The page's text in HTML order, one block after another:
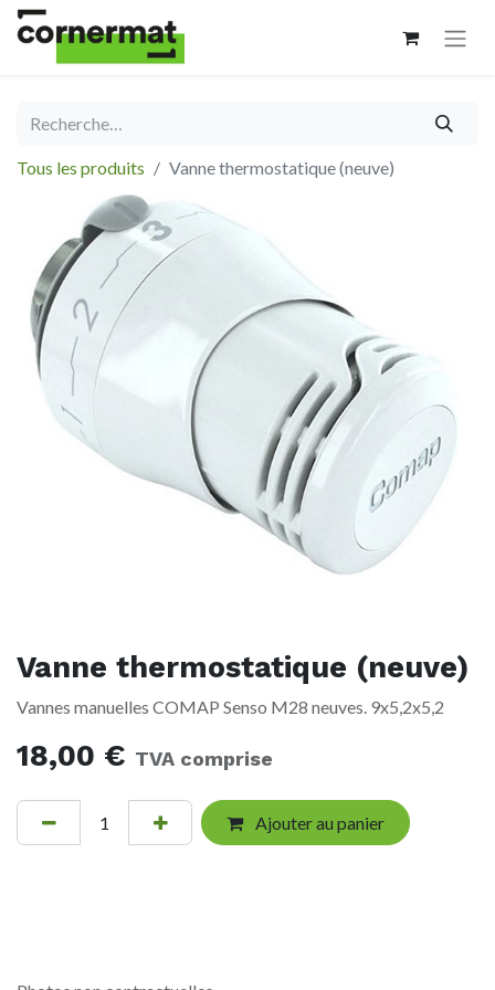
Tous les produits Vanne thermostatique (neuve)
Vanne thermostatique (neuve)
Vannes manuelles COMAP Senso M28 neuves. 9x5,2x5,2
18,00 € TVA comprise
Ajouter au panier